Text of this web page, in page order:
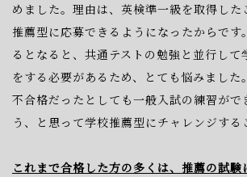
めました。 理由は、英検準一級を取得した
推薦型に応募できるようになったか らです。
るとなると、共通テストの勉強と 並行して
をする必要があるため、とても悩みました。
不合格だったとしても一般入試の練習がで
う、と 思って学校推薦型にチャレンジする
これまで合格した方の多くは、推薦の試験